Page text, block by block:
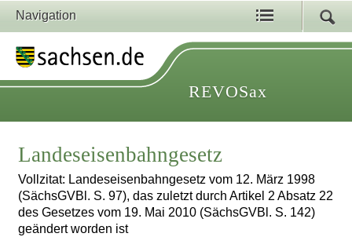
Navigation
REVOSax
Landeseisenbahngesetz
Vollzitat: Landeseisenbahngesetz vom 12. März 1998
(SächsGVBl. S. 97), das zuletzt durch Artikel 2 Absatz 22
des Gesetzes vom 19. Mai 2010 (SächsGVBl. S. 142)
geändert worden ist